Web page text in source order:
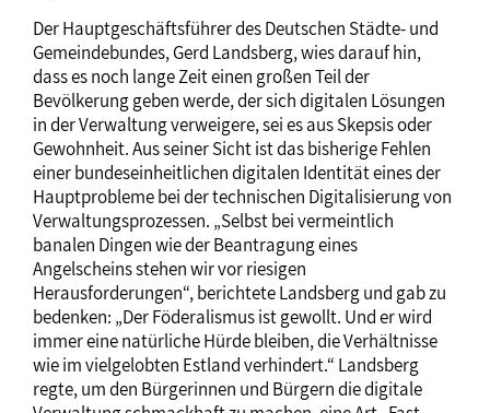
Der Hauptgeschäftsführer des Deutschen Städte- und
Gemeindebundes, Gerd Landsberg, wies darauf hin,
dass es noch lange Zeit einen großen Teil der
Bevölkerung geben werde, der sich digitalen Lösungen
in der Verwaltung verweigere, sei es aus Skepsis oder
Gewohnheit. Aus seiner Sicht ist das bisherige Fehlen
einer bundeseinheitlichen digitalen Identität eines der
Hauptprobleme bei der technischen Digitalisierung von
Verwaltungsprozessen. „Selbst bei vermeintlich
banalen Dingen wie der Beantragung eines
Angelscheins stehen wir vor riesigen
Herausforderungen“, berichtete Landsberg und gab zu
bedenken: „Der Föderalismus ist gewollt. Und er wird
immer eine natürliche Hürde bleiben, die Verhältnisse
wie im vielgelobten Estland verhindert.“ Landsberg
regte, um den Bürgerinnen und Bürgern die digitale